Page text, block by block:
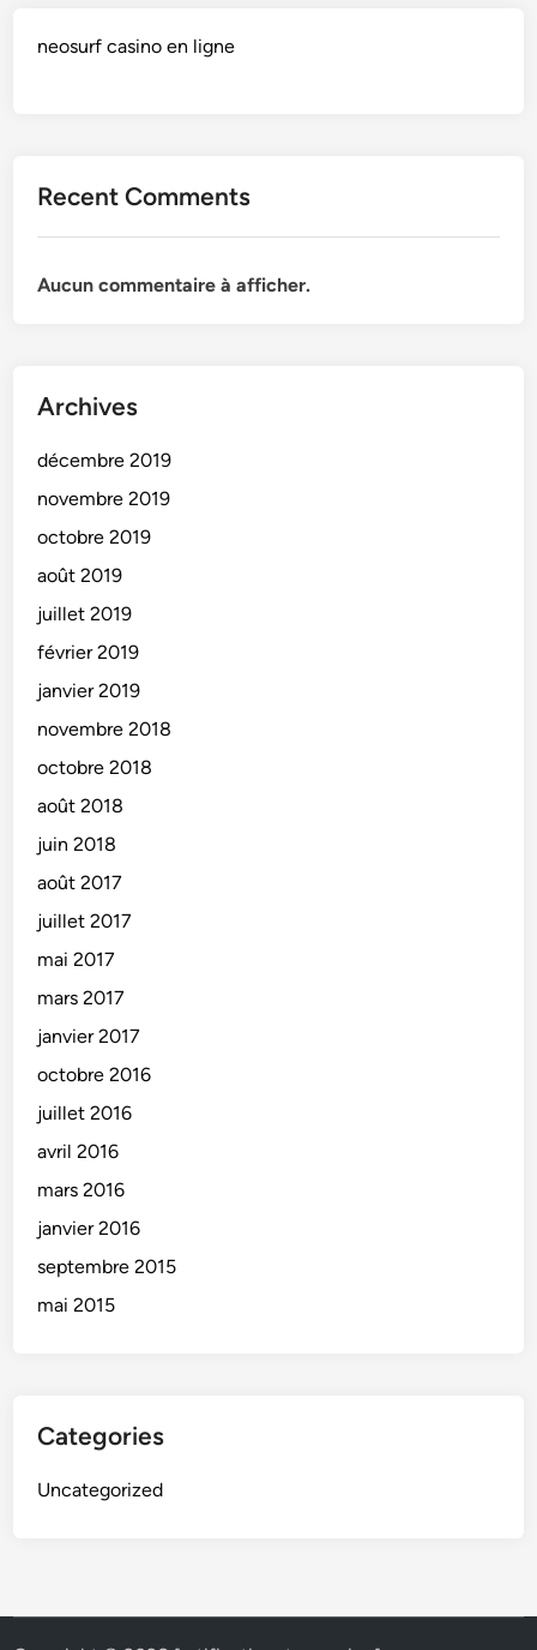
neosurf casino en ligne
Recent Comments
Aucun commentaire à afficher.
Archives
décembre 2019
novembre 2019
octobre 2019
août 2019
juillet 2019
février 2019
janvier 2019
novembre 2018
octobre 2018
août 2018
juin 2018
août 2017
juillet 2017
mai 2017
mars 2017
janvier 2017
octobre 2016
juillet 2016
avril 2016
mars 2016
janvier 2016
septembre 2015
mai 2015
Categories
Uncategorized